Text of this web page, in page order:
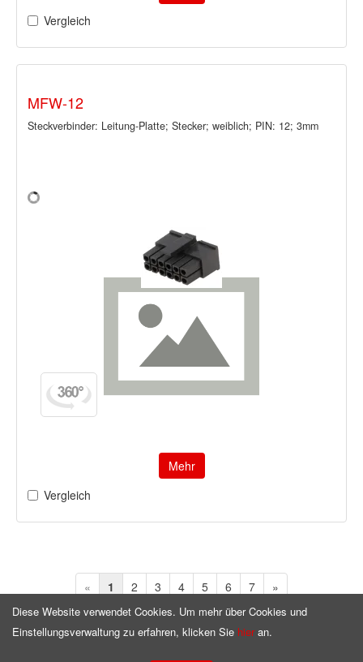
Vergleich
MFW-12
Steckverbinder: Leitung-Platte; Stecker; weiblich; PIN: 12; 3mm
Mehr
Vergleich
« 1 2 3 4 5 6 7 »
Diese Website verwendet Cookies. Um mehr über Cookies und
Einstellungsverwaltung zu erfahren, klicken Sie hieran.